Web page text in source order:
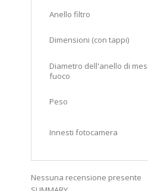
Anello filtro
Dimensioni (con tappi)
Diametro dell'anello di
fuoco
Peso
Innesti fotocamera
Nessuna recensione presente